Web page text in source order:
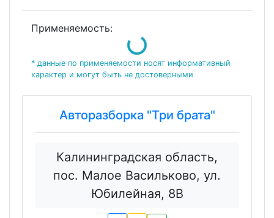
Применяемость: Loading...
* данные по применяемости носят информативный
характер и могут быть не достоверными
Авторазборка "Три брата"
Калининградская область,
пос. Малое Васильково, ул.
Юбилейная, 8В